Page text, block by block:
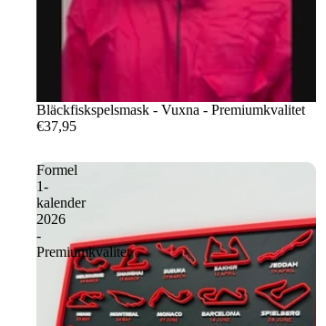
Bläckfiskspelsmask - Vuxna - Premiumkvalitet
€37,95
Formel
1-
kalender
2026
-
Premiumkvalitet